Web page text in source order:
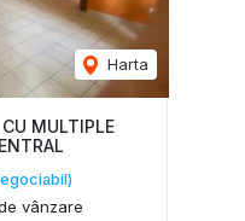
Harta
MULTIPLE
vânzare